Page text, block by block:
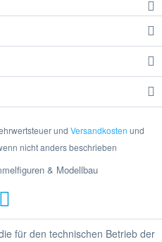
und Versandkosten und
nicht anders beschrieben
& Modellbau
für den technischen Betrieb der